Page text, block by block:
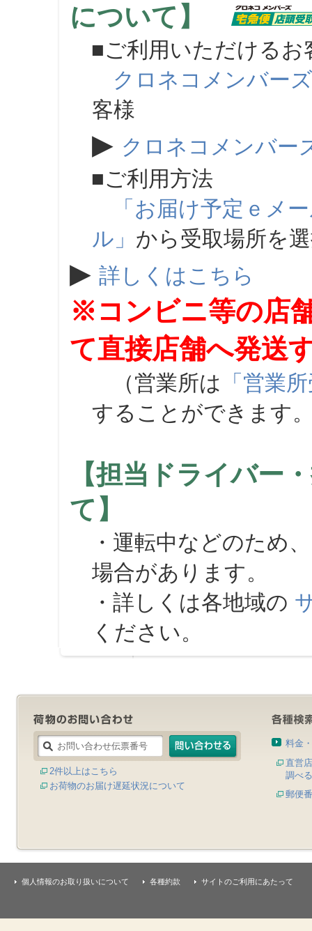
について】
■ご利用いただけるお
クロネコメンバーズ
客様
▶ クロネコメンバー
■ご利用方法
「お届け予定ｅメ
ル」 から受取場所を
▶ 詳しくはこちら
※コンビニ等の店
て直接店舗へ発送
（営業所は 「営業
することができます
【担当ドライバー
て】
・運転中などのため
場合があります。
・詳しくは各地域の
ください。
2件以上はこちら
お荷物のお届け遅延状況について
料金
直営
調べる
郵便
個人情報のお取り扱いについて 各種約款 サイトのご利用にあたって